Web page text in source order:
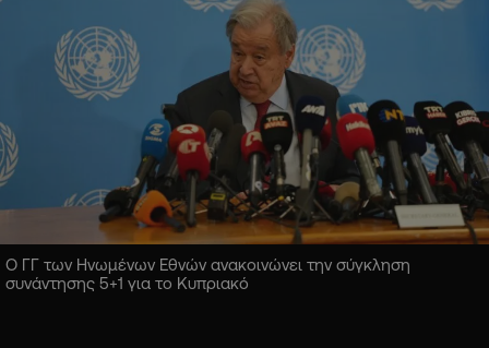
Ο ΓΓ των Ηνωμένων Εθνών ανακοινώνει την σύγκληση
συνάντησης 5+1 για το Κυπριακό